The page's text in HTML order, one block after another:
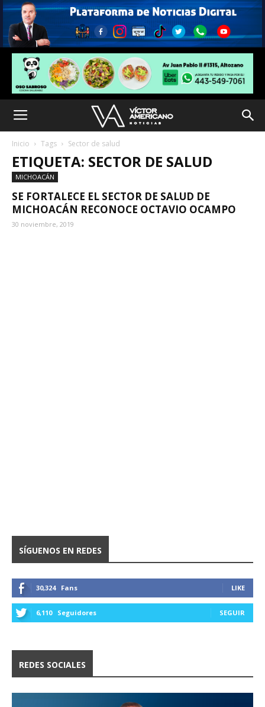
Inicio Tags Sector de salud
ETIQUETA: SECTOR DE SALUD
MICHOACÁN
SE FORTALECE EL SECTOR DE SALUD DE
MICHOACÁN RECONOCE OCTAVIO OCAMPO
30 noviembre, 2019
SÍGUENOS EN REDES
30,324 Fans LIKE
6,110 Seguidores SEGUIR
REDES SOCIALES